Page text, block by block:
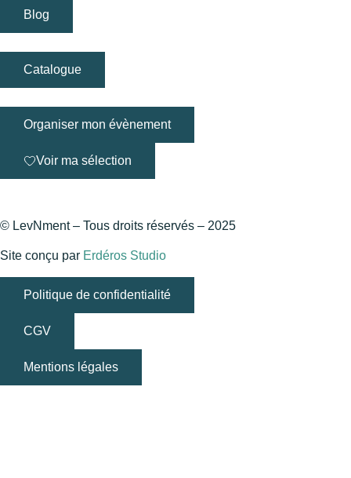
Blog
Catalogue
Organiser mon évènement
Voir ma sélection
© LevNment – Tous droits réservés – 2025
Site conçu par Erdéros Studio
Politique de confidentialité
CGV
Mentions légales